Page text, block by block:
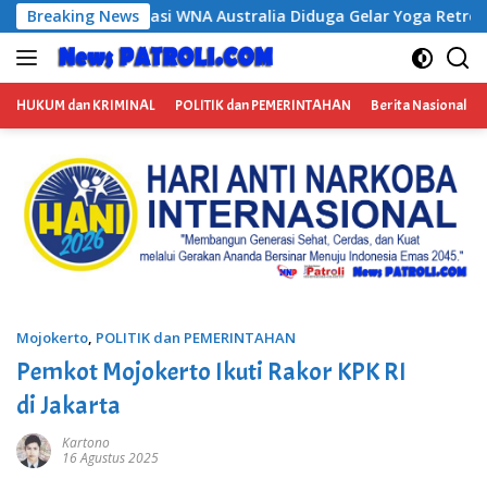
Langsung
ke
konten
Breaking News
Gelar Yoga Retreat dan Menjadi Instruktur Meditasi
HUKUM dan KRIMINAL POLITIK dan PEMERINTAHAN Berita Nasional
Mojokerto, POLITIK dan PEMERINTAHAN
Pemkot Mojokerto Ikuti Rakor KPK RI
di Jakarta
Kartono
16 Agustus 2025